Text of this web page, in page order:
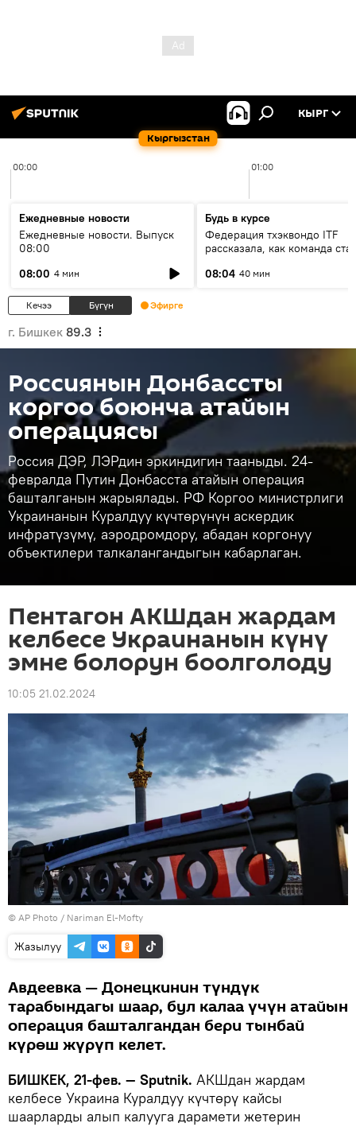
Кыргызстан
КЫРГ
00:00 01:00
Ежедневные новости
Ежедневные новости. Выпуск
08:00
08:00 4 мин
Будь в курсе
Федерация тхэквондо ITF
рассказала, как команда
08:04 40 мин
Кечээ Бүгүн Эфирге
г. Бишкек 89.3
Россиянын Донбассты
коргоо боюнча атайын
операциясы
Россия ДЭР, ЛЭРдин эркиндигин тааныды. 24-
февралда Путин Донбасста атайын операция
башталганын жарыялады. РФ Коргоо министрлиги
Украинанын Куралдуу күчтөрүнүн аскердик
инфратүзүмү, аэродромдору, абадан коргонуу
объектилери талкалангандыгын кабарлаган.
Пентагон АКШдан жардам
келбесе Украинанын күнү
эмне болорун боолголоду
10:05 21.02.2024
© AP Photo / Nariman El-Mofty
Жазылуу
Авдеевка — Донецкинин түндүк
тарабындагы шаар, бул калаа үчүн атайын
операция башталгандан бери тынбай
күрөш жүрүп келет.
БИШКЕК, 21-фев. — Sputnik. АКШдан жардам
келбесе Украина Куралдуу күчтөрү кайсы
шаарларды алып калууга дарамети жетерин